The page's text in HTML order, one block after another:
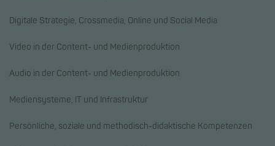
Digitale Strategie, Crossmedia, Online und Social Media
Video in der Content- und Medienproduktion
Audio in der Content- und Medienproduktion
Mediensysteme, IT und Infrastruktur
Persönliche, soziale und methodisch-didaktische Kompetenzen